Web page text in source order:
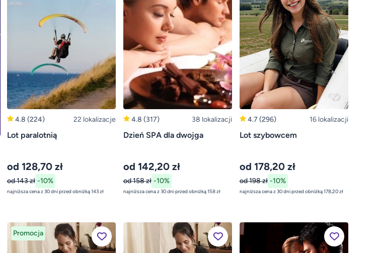
4.8 (224) 22 lokalizacje
Lot paralotnią
od 128,70 zł
od 143 zł -10%
najniższa cena z 30 dni przed obniżką 143 zł
4.8 (317) 38 lokalizacji
Dzień SPA dla dwojga
od 142,20 zł
od 158 zł -10%
najniższa cena z 30 dni przed obniżką 158 zł
4.7(296) 16 lokalizacji
Lot szybowcem
od 178,20 zł
od 198 zł -10%
najniższa cena z 30 dni przed obniżką 178,20 zł
Promocja